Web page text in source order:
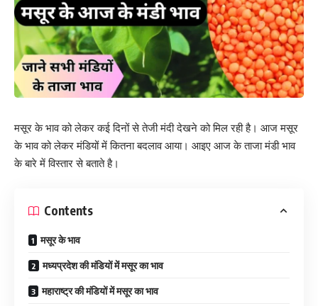
मसूर के भाव को लेकर कई दिनों से तेजी मंदी देखने को मिल रही है। आज मसूर
के भाव को लेकर मंडियों में कितना बदलाव आया। आइए आज के ताजा मंडी भाव
के बारे में विस्तार से बताते है।
Contents
मसूर के भाव
मध्यप्रदेश की मंडियों में मसूर का भाव
महाराष्ट्र की मंडियों में मसूर का भाव